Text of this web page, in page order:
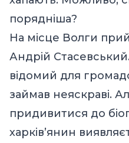
порядніша?
На місце Волги
Андрій
відомий для
займав неяскраві.
придивитися до
харків’янин